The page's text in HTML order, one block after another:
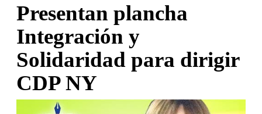
Presentan plancha
Integración y
Solidaridad para dirigir
CDP NY